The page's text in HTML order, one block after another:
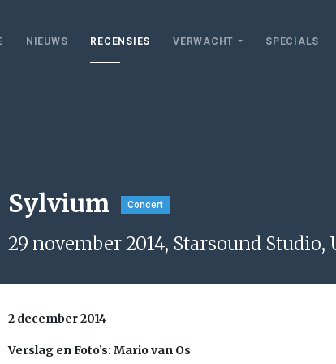
NIEUWS RECENSIES VERWACHT SPECIALS
Sylvium Concert
29 november 2014, Starsound Studio,
2 december 2014
Verslag en Foto’s: Mario van Os